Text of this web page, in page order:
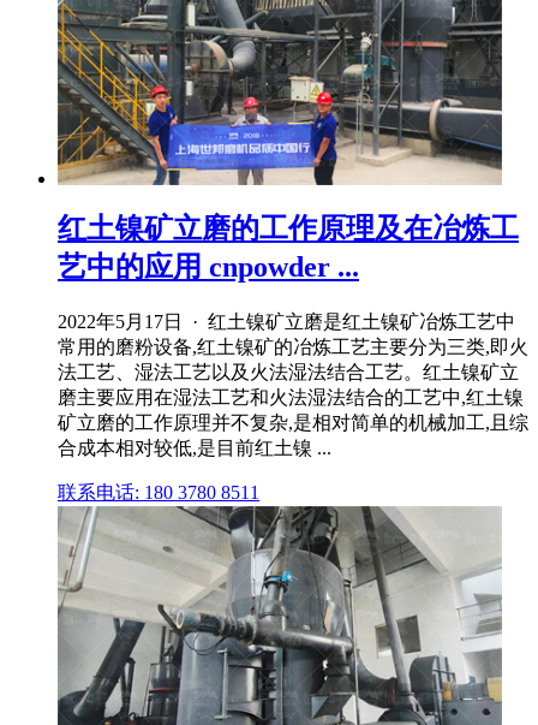
红土镍矿立磨的工作原理及在冶炼工
艺中的应用 cnpowder ...
2022年5月17日 · 红土镍矿立磨是红土镍矿冶炼工艺中
常用的磨粉设备,红土镍矿的冶炼工艺主要分为三类,即火
法工艺、湿法工艺以及火法湿法结合工艺。红土镍矿立
磨主要应用在湿法工艺和火法湿法结合的工艺中,红土镍
矿立磨的工作原理并不复杂,是相对简单的机械加工,且综
合成本相对较低,是目前红土镍 ...
联系电话: 180 3780 8511